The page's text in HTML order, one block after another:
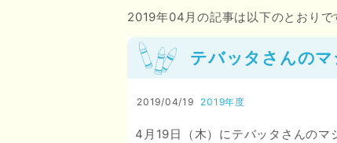
2019年04月の記事は以下のとおりで
テバッタさんの
2019/04/19 2019年度
4月19日（木）にテバッタさんのマ